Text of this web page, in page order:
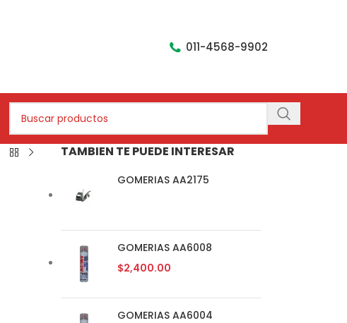
011-4568-9902
TAMBIEN TE PUEDE INTERESAR
GOMERIAS AA2175
GOMERIAS AA6008
$2,400.00
GOMERIAS AA6004